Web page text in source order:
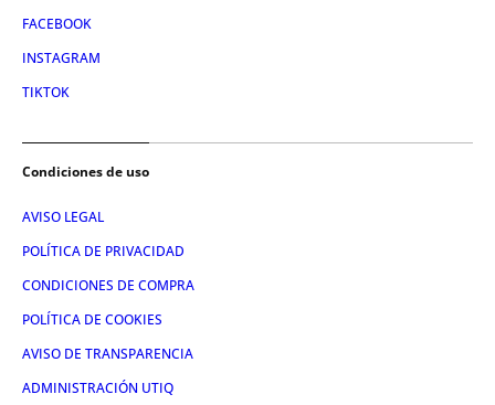
FACEBOOK
INSTAGRAM
TIKTOK
Condiciones de uso
AVISO LEGAL
POLÍTICA DE PRIVACIDAD
CONDICIONES DE COMPRA
POLÍTICA DE COOKIES
AVISO DE TRANSPARENCIA
ADMINISTRACIÓN UTIQ